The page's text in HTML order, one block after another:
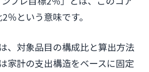
％という意味です。
、対象品目の構成比と算出方法
家計の支出構造をベースに固定